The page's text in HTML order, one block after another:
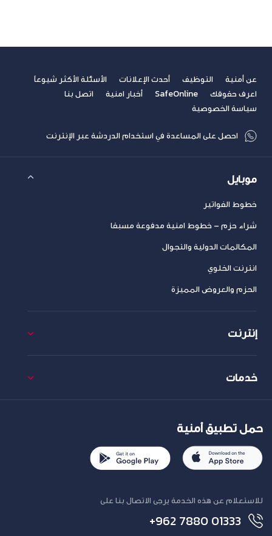
عن أمنية التوظيف أحدث الإعلانات
الأسئلة الأكثر شيوعاً
اعرف حقوقك
SafeOnline أخبار امنية
اتصل بنا
سياسة الخصوصية
احصل على المساعدة في استخدام الدردشة عبر الإنترنت
موبايل
خطوط الفواتير
شراء حزم – خطوط امنية مدفوعة مسبقا
المكالمات الدولية والتجوال
انترنت الخلوي
الحزم والعروض المميزة
إنترنت
خدمات
حمل تطبيق أمنية
للاستعلام عن هذه الخدمة يرجى الاتصال بنا على
+962 7880 01333